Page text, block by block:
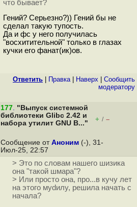
что бывает?
Гений? Серьезно?)) Гений бы не
сделал такую тупость.
Да и фс у него получилась
"восхитительной" только в глазах
кучки его фанат(ик)ов.
Ответить Правка| Наверх
Cообщить
модератору
177. "Выпуск системной
библиотеки Glibc 2.42 и
набора утилит GNU B..."
+ / –
Сообщение от Аноним (-), 31-
Июл-25, 22:57
> Это по словам нашего шизика
она "такой шмара"?
> Или просто она, про...в кучу лет
на этого мydилу, решила начать с
начала?